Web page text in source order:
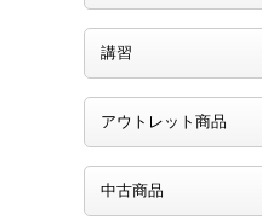
講習
アウトレット商品
中古商品